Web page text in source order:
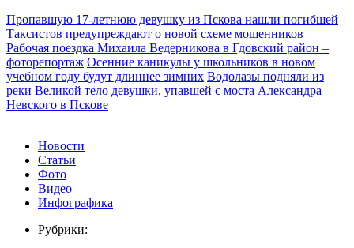
Пропавшую 17-летнюю девушку из Пскова нашли погибшей
Таксистов предупреждают о новой схеме мошенников
Рабочая поездка Михаила Ведерникова в Гдовский район –
фоторепортаж Осенние каникулы у школьников в новом
учебном году будут длиннее зимних Водолазы подняли из
реки Великой тело девушки, упавшей с моста Александра
Невского в Пскове
Новости
Статьи
Фото
Видео
Инфографика
Рубрики: